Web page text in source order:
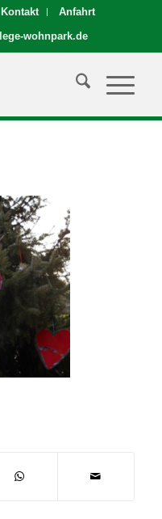
Kontakt
Anfahrt
wohnpark.de